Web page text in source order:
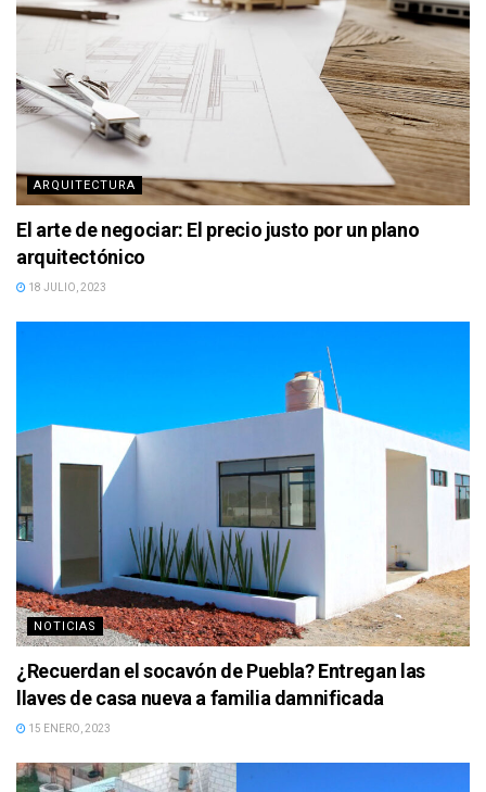
ARQUITECTURA
El arte de negociar: El precio justo por un plano
arquitectónico
18 JULIO, 2023
NOTICIAS
¿Recuerdan el socavón de Puebla? Entregan las
llaves de casa nueva a familia damnificada
15 ENERO, 2023